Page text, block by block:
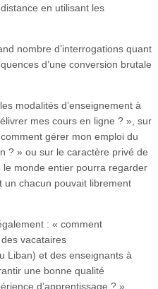
en utilisant les
nombre d’interrogations quant
d’une conversion brutale
modalités d’enseignement à
mes cours en ligne ? », sur
gérer mon emploi du
? » ou sur le caractère privé de
monde entier pourra regarder
un chacun pouvait librement
: « comment
vacataires
Liban) et des enseignants à
une bonne qualité
d’apprentissage ? ».